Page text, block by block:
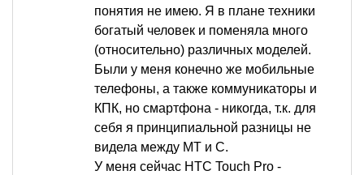
понятия не имею. Я в плане техники
богатый человек и поменяла много
(относительно) различных моделей.
Были у меня конечно же мобильные
телефоны, а также коммуникаторы и
КПК, но смартфона - никогда, т.к. для
себя я принципиальной разницы не
видела между МТ и С.
У меня сейчас HTC Touch Pro -